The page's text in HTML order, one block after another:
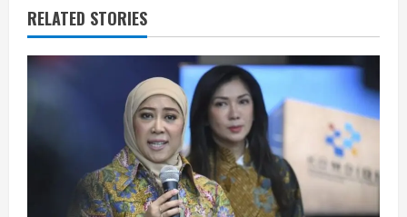
RELATED STORIES